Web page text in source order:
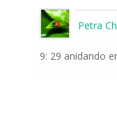
Petra
9: 29 anidando